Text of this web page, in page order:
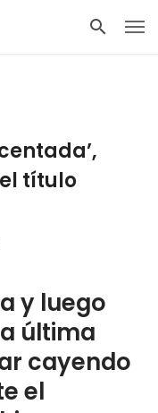
título
y luego
última
cayendo
el